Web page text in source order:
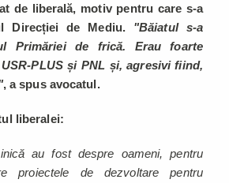
de liberală, motiv pentru care s-a
Direcției de Mediu. "Băiatul s-a
Primăriei de frică. Erau foarte
PLUS și PNL și, agresivi fiind,
, a spus avocatul.
liberalei:
au fost despre oameni, pentru
proiectele de dezvoltare pentru